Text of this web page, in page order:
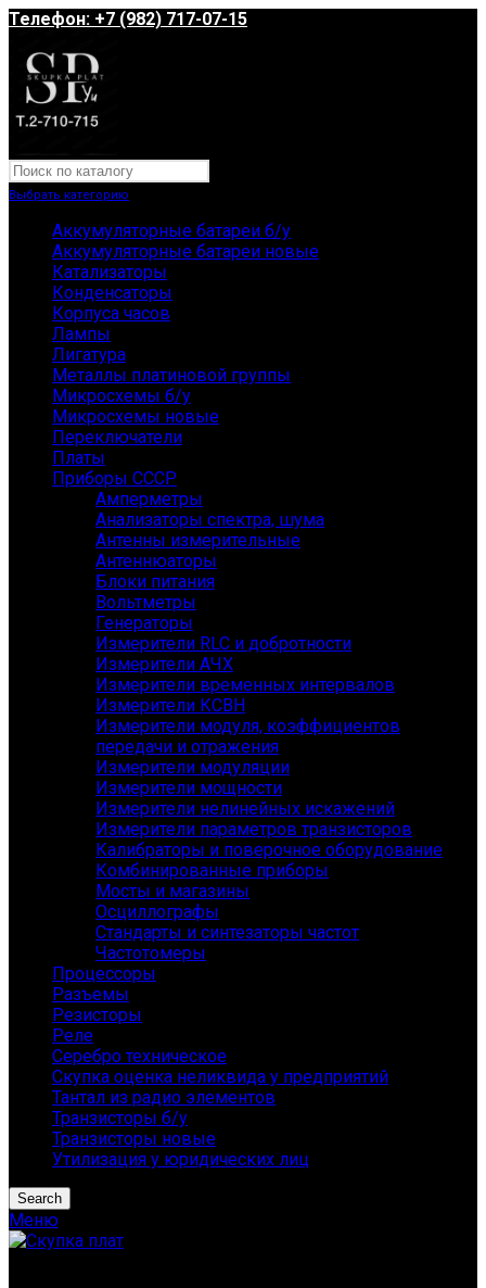
Телефон: +7 (982) 717-07-15
Выбрать категорию
Аккумуляторные батареи б/у
Аккумуляторные батареи новые
Катализаторы
Конденсаторы
Корпуса часов
Лампы
Лигатура
Металлы платиновой группы
Микросхемы б/у
Микросхемы новые
Переключатели
Платы
Приборы СССР
Амперметры
Анализаторы спектра, шума
Антенны измерительные
Антеннюаторы
Блоки питания
Вольтметры
Генераторы
Измерители RLC и добротности
Измерители АЧХ
Измерители временных интервалов
Измерители КСВН
Измерители модуля, коэффициентов
передачи и отражения
Измерители модуляции
Измерители мощности
Измерители нелинейных искажений
Измерители параметров транзисторов
Калибраторы и поверочное оборудование
Комбинированные приборы
Мосты и магазины
Осциллографы
Стандарты и синтезаторы частот
Частотомеры
Процессоры
Разъемы
Резисторы
Реле
Серебро техническое
Скупка оценка неликвида у предприятий
Тантал из радио элементов
Транзисторы б/у
Транзисторы новые
Утилизация у юридических лиц
Search
Меню